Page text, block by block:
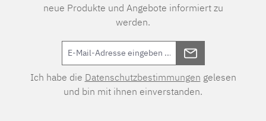
neue Produkte und Angebote informiert zu
werden.
Ich habe die Datenschutzbestimmungen gelesen
und bin mit ihnen einverstanden.